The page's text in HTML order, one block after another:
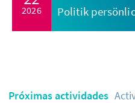
2026 Politik
Próximas actividades